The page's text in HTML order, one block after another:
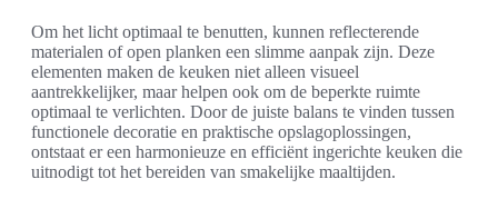
Om het licht optimaal te benutten, kunnen reflecterende
materialen of open planken een slimme aanpak zijn. Deze
elementen maken de keuken niet alleen visueel
aantrekkelijker, maar helpen ook om de beperkte ruimte
optimaal te verlichten. Door de juiste balans te vinden tussen
functionele decoratie en praktische opslagoplossingen,
ontstaat er een harmonieuze en efficiënt ingerichte keuken die
uitnodigt tot het bereiden van smakelijke maaltijden.